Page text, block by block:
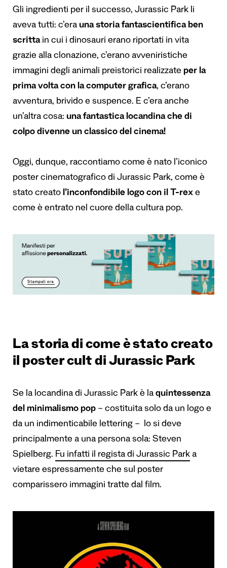
Gli ingredienti per il successo, Jurassic Park li
aveva tutti: c’era una storia fantascientifica ben
scrittain cui i dinosauri erano riportati in vita
grazie alla clonazione, c’erano avveniristiche
immagini degli animali preistorici realizzate per la
prima volta con la computer grafica, c’erano
avventura, brivido e suspence. E c’era anche
un’altra cosa: una fantastica locandina che di
colpo divenne un classico del cinema!
Oggi, dunque, raccontiamo come è nato l’iconico
poster cinematografico di Jurassic Park, come è
stato creato l’inconfondibile logo con il T-rex e
come è entrato nel cuore della cultura pop.
La storia di come è stato creato
il poster cult di Jurassic Park
Se la locandina di Jurassic Park è la quintessenza
del minimalismo pop – costituita solo da un logo e
da un indimenticabile lettering – lo si deve
principalmente a una persona sola: Steven
Spielberg. Fu infatti il regista di Jurassic Park a
vietare espressamente che sul poster
comparissero immagini tratte dal film.